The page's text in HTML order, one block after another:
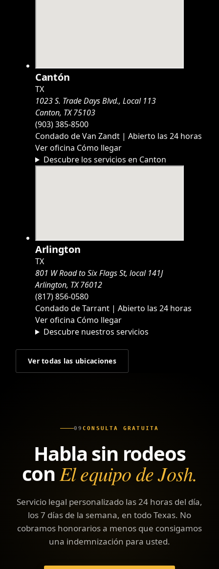
Cantón
TX
1023 S. Trade Days Blvd., Local 113
Canton, TX 75103
(903) 385-8500
Condado de Van Zandt | Abierto las 24 horas
Ver oficina Cómo llegar
Descubre los servicios en Canton
Arlington
TX
801 W Road to Six Flags St, local 141J
Arlington, TX 76012
(817) 856-0580
Condado de Tarrant | Abierto las 24 horas
Ver oficina Cómo llegar
Descubre nuestros servicios
Ver todas las ubicaciones
09 CONSULTA GRATUITA
Habla sin rodeos
conEl equipo de Josh.
Servicio legal personalizado las 24 horas del día,
los 7 días de la semana, en todo Texas. No
cobramos honorarios a menos que consigamos
una indemnización para usted.